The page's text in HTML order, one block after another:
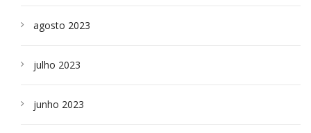
agosto 2023
julho 2023
junho 2023